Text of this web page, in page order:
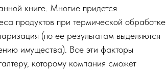
книге. Многие придется
продуктов при термической обработке
(по ее результатам выделяются
имущества). Все эти факторы
которому компания сможет